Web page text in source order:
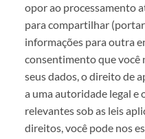
opor ao processamento
para compartilhar
informações para outra
consentimento que você
seus dados, o direito de
a uma autoridade legal e
relevantes sob as leis
direitos, você pode nos